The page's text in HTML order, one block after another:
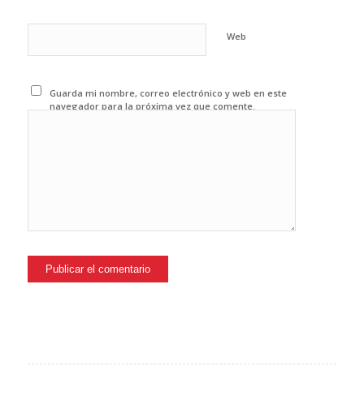
Web
Guarda mi nombre, correo electrónico y web en este
navegador para la próxima vez que comente.